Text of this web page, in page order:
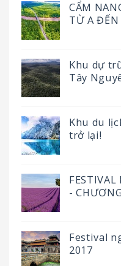
CẨM
TỪ A ĐẾN
Khu dự
Tây
Khu du
trở lại!
-
Festival
2017